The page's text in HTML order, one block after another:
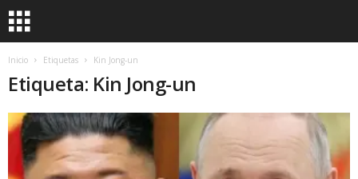
Inicio Etiquetas Kin Jong-un
Etiqueta: Kin Jong-un